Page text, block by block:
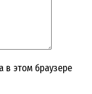
в этом браузере